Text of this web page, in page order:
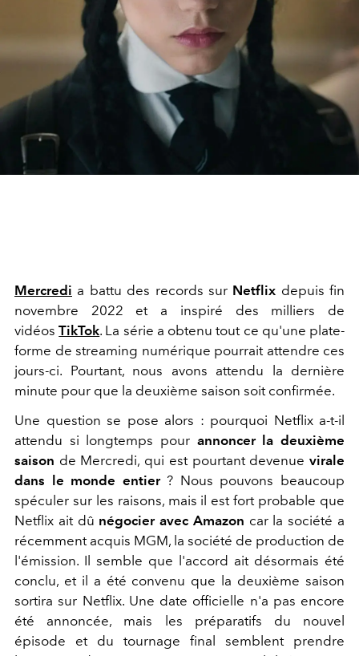
Mercredi a battu des records sur Netflix depuis fin
novembre 2022 et a inspiré des milliers de
vidéos TikTok. La série a obtenu tout ce qu'une plate-
forme de streaming numérique pourrait attendre ces
jours-ci. Pourtant, nous avons attendu la dernière
minute pour que la deuxième saison soit confirmée.
Une question se pose alors : pourquoi Netflix a-t-il
attendu si longtemps pour annoncer la deuxième
saison de Mercredi, qui est pourtant devenue virale
dans le monde entier ? Nous pouvons beaucoup
spéculer sur les raisons, mais il est fort probable que
Netflix ait dû négocier avec Amazon car la société a
récemment acquis MGM, la société de production de
l'émission. Il semble que l'accord ait désormais été
conclu, et il a été convenu que la deuxième saison
sortira sur Netflix. Une date officielle n'a pas encore
été annoncée, mais les préparatifs du nouvel
épisode et du tournage final semblent prendre